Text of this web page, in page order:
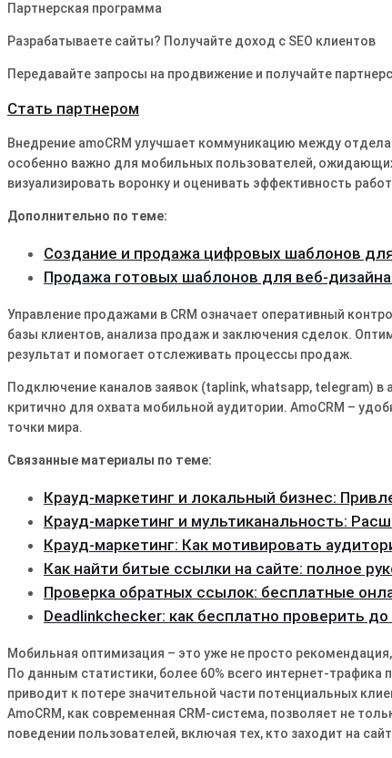
Партнерская программа
Разрабатываете сайты? Получайте доход с SEO клиентов
Передавайте запросы на продвижение и получайте
Стать партнером
Внедрение amoCRM улучшает коммуникацию между
особенно важно для мобильных пользователей,
визуализировать воронку и оценивать эффективность
Дополнительно по теме:
Создание и продажа цифровых шаблонов
Продажа готовых шаблонов для веб-
Управление продажами в CRM означает оперативный
базы клиентов, анализа продаж и заключения сделок․
результат и помогает отслеживать процессы продаж․
Подключение каналов заявок (taplink, whatsapp, telegram) в
критично для охвата мобильной аудитории․ AmoCRM –
точки мира․
Связанные материалы по теме:
Крауд-маркетинг и локальный бизнес:
Крауд-маркетинг и мультиканальность:
Крауд-маркетинг: Как мотивировать
Как найти битые ссылки на сайте: полное
Проверка обратных ссылок: бесплатные
Deadlinkchecker: как бесплатно проверить
Мобильная оптимизация – это уже не просто
По данным статистики, более 60% всего интернет-
приводит к потере значительной части потенциальных
AmoCRM, как современная CRM-система, позволяет не
поведении пользователей, включая тех, кто заходит на